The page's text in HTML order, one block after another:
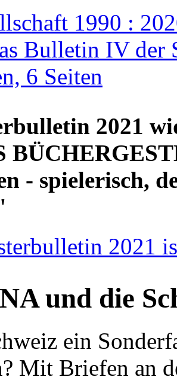
1990 :
Bulletin IV der
6 Seiten
2021
- spielerisch,
2021
und die
ein
Mit Briefen an